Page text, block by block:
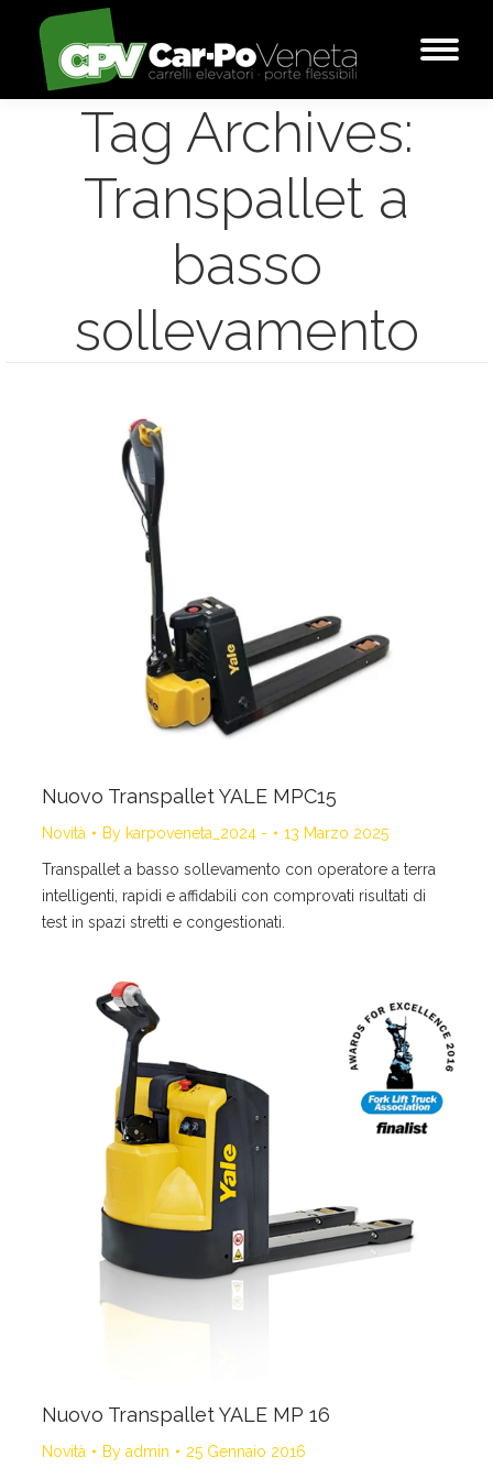
Tag Archives:
Transpallet a
basso
sollevamento
Nuovo Transpallet YALE MPC15
Novità By karpoveneta_2024 - 13 Marzo 2025
Transpallet a basso sollevamento con operatore a terra
intelligenti, rapidi e affidabili con comprovati risultati di
test in spazi stretti e congestionati.
Nuovo Transpallet YALE MP 16
Novità By admin 25 Gennaio 2016